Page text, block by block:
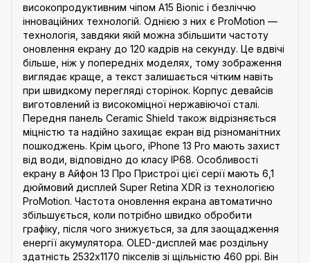
високопродуктивним чіпом A15 Bionic і безліччю
інноваційних технологій. Однією з них є ProMotion —
технологія, завдяки якій можна збільшити частоту
оновлення екрану до 120 кадрів на секунду. Це вдвічі
більше, ніж у попередніх моделях, тому зображення
виглядає краще, а текст залишається чітким навіть
при швидкому перегляді сторінок. Корпус девайсів
виготовлений із високоміцної нержавіючої сталі.
Передня панель Ceramic Shield також відрізняється
міцністю та надійно захищає екран від різноманітних
пошкоджень. Крім цього, iPhone 13 Pro мають захист
від води, відповідно до класу IP68. Особливості
екрану в Айфон 13 Про Пристрої цієї серії мають 6,1
дюймовий дисплей Super Retina XDR із технологією
ProMotion. Частота оновлення екрана автоматично
збільшується, коли потрібно швидко обробити
графіку, після чого знижується, за для заощадження
енергії акумулятора. OLED-дисплей має роздільну
здатність 2532x1170 пікселів зі щільністю 460 ppi. Він